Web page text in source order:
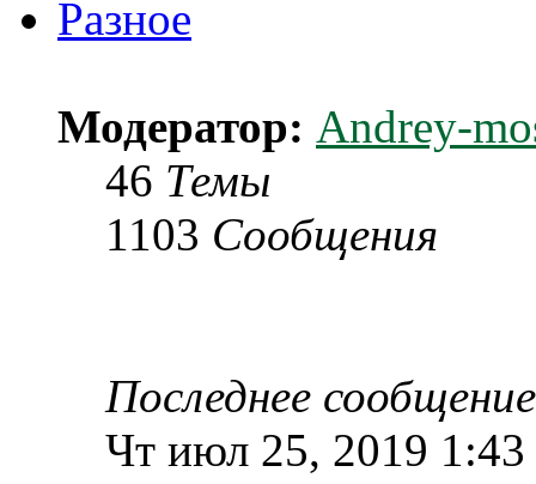
Разное
Модератор: Andrey-
46 Темы
1103 Сообщения
Последнее сообщение
Чт июл 25, 2019 1:43